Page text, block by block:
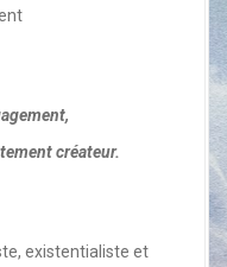
créateur.
existentialiste et